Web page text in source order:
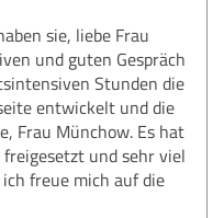
sie, liebe Frau
und guten Gespräch
Stunden die
entwickelt und die
Frau Münchow. Es hat
und sehr viel
freue mich auf die